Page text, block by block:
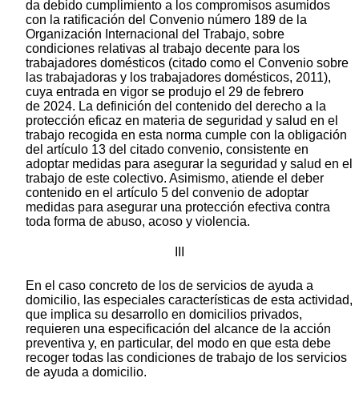
da debido cumplimiento a los compromisos asumidos
con la ratificación del Convenio número 189 de la
Organización Internacional del Trabajo, sobre
condiciones relativas al trabajo decente para los
trabajadores domésticos (citado como el Convenio sobre
las trabajadoras y los trabajadores domésticos, 2011),
cuya entrada en vigor se produjo el 29 de febrero
de 2024. La definición del contenido del derecho a la
protección eficaz en materia de seguridad y salud en el
trabajo recogida en esta norma cumple con la obligación
del artículo 13 del citado convenio, consistente en
adoptar medidas para asegurar la seguridad y salud en el
trabajo de este colectivo. Asimismo, atiende el deber
contenido en el artículo 5 del convenio de adoptar
medidas para asegurar una protección efectiva contra
toda forma de abuso, acoso y violencia.
En el caso concreto de los de servicios de ayuda a
domicilio, las especiales características de esta actividad,
que implica su desarrollo en domicilios privados,
requieren una especificación del alcance de la acción
preventiva y, en particular, del modo en que esta debe
recoger todas las condiciones de trabajo de los servicios
de ayuda a domicilio.